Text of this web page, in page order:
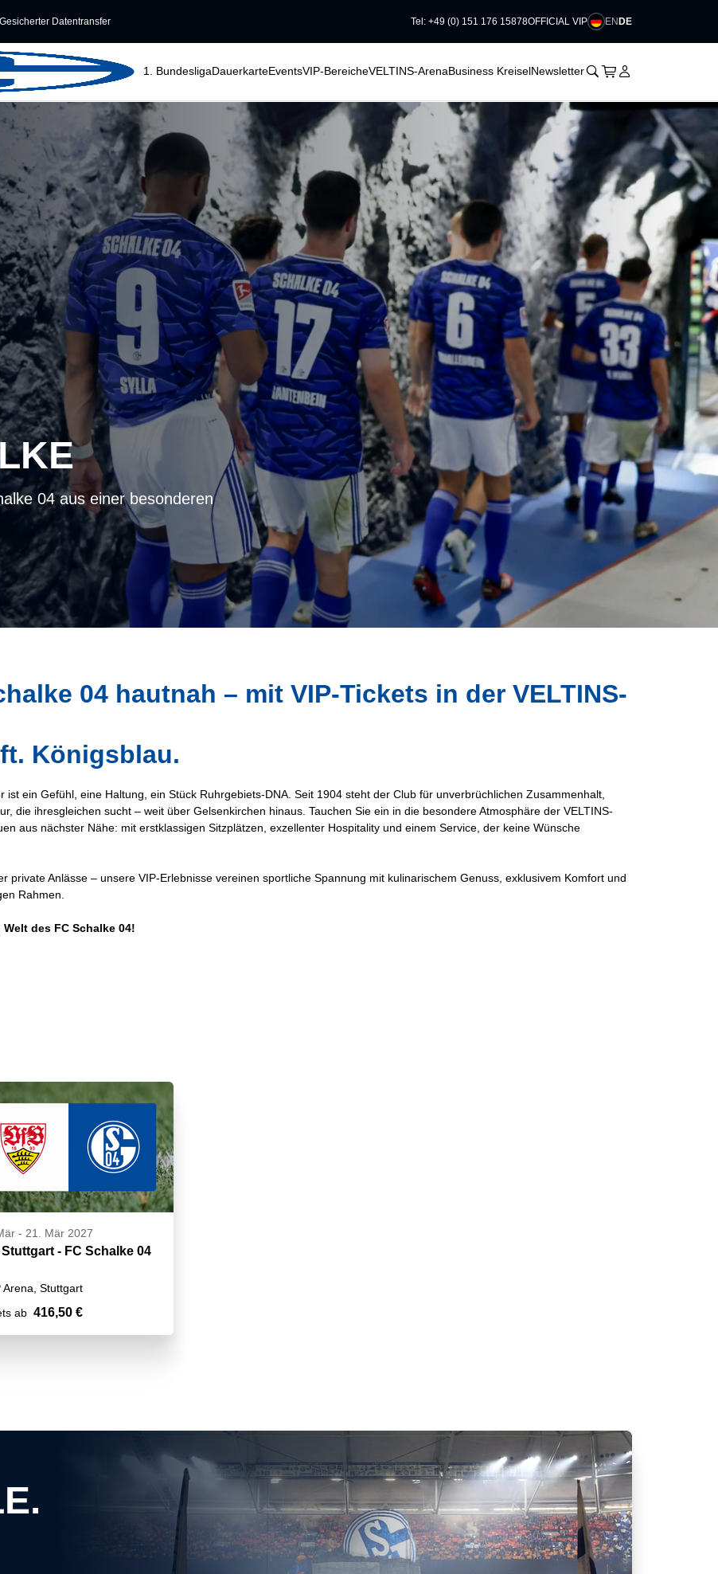
Gesicherter Datentransfer Tel: +49 (0) 151 176 15878OFFICIAL VIP ENDE
1. BundesligaDauerkarteEventsVIP-BereicheVELTINS-ArenaBusiness KreiselNewsletter􀊫 Warenkorb
􀍩 Login
􀉩
04 aus einer besonderen
04 hautnah – mit VIP-Tickets in der VELTINS-
Königsblau.
ein Gefühl, eine Haltung, ein Stück Ruhrgebiets-DNA. Seit 1904 steht der Club für unverbrüchlichen Zusammenhalt,
die ihresgleichen sucht – weit über Gelsenkirchen hinaus. Tauchen Sie ein in die besondere Atmosphäre der VELTINS-
aus nächster Nähe: mit erstklassigen Sitzplätzen, exzellenter Hospitality und einem Service, der keine Wünsche
private Anlässe – unsere VIP-Erlebnisse vereinen sportliche Spannung mit kulinarischem Genuss, exklusivem Komfort und
Rahmen.
des FC Schalke 04!
- 21. Mär 2027
- FC Schalke 04
Arena, Stuttgart
ab 416,50 €